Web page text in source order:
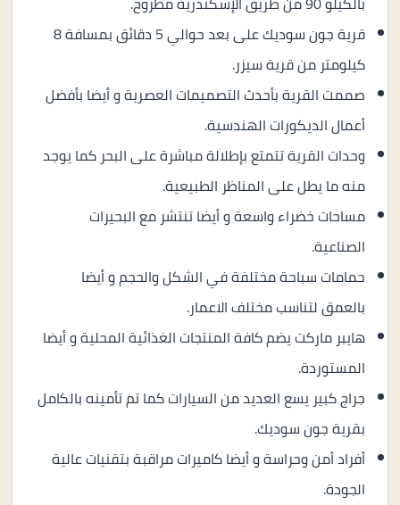
قرية جون سوديك على بعد حوالي 5 دقائق بمسافة 8
كيلومتر من قرية سيزر.
صممت القرية بأحدث التصميمات العصرية و أيضا بأفضل
أعمال الديكورات الهندسية.
وحدات القرية تتمتع بإطلالة مباشرة على البحر كما يوجد
منه ما يطل على المناظر الطبيعية.
مساحات خضراء واسعة و أيضا تنتشر مع البحيرات
الصناعية.
حمامات سباحة مختلفة في الشكل والحجم و أيضا
بالعمق لتناسب مختلف الاعمار.
هايبر ماركت يضم كافة المنتجات الغذائية المحلية و أيضا
المستوردة.
جراج كبير يسع العديد من السيارات كما تم تأمينه بالكامل
بقرية جون سوديك.
أفراد أمن وحراسة و أيضا كاميرات مراقبة بتقنيات عالية
الجودة.